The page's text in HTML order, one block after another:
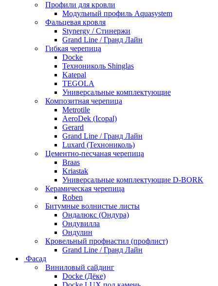
Профили для кровли
Модульный профиль Aquasystem
Фальцевая кровля
Stynergy / Стинержи
Grand Line / Гранд Лайн
Гибкая черепица
Docke
Технониколь Shinglas
Katepal
TEGOLA
Универсальные комплектующие
Композитная черепица
Metrotile
AeroDek (Icopal)
Gerard
Grand Line / Гранд Лайн
Luxard (Технониколь)
Цементно-песчаная черепица
Braas
Kriastak
Универсальные комплектующие D-BORK
Керамическая черепица
Roben
Битумные волнистые листы
Ондалюкс (Ондура)
Ондувилла
Ондулин
Кровельный профнастил (профлист)
Grand Line / Гранд Лайн
Фасад
Виниловый сайдинг
Docke (Дёке)